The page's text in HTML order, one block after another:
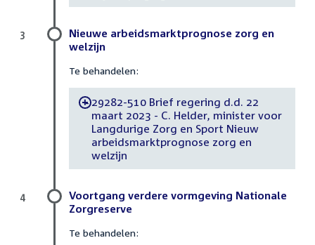
Nieuwe arbeidsmarktprognose zorg en
welzijn
Te behandelen:
-29282-510 Brief regering d.d. 22
maart 2023 - C. Helder, minister voor
Langdurige Zorg en Sport Nieuw
arbeidsmarktprognose zorg en
welzijn
3
Voortgang verdere vormgeving Nationale
Zorgreserve
Te behandelen:
4